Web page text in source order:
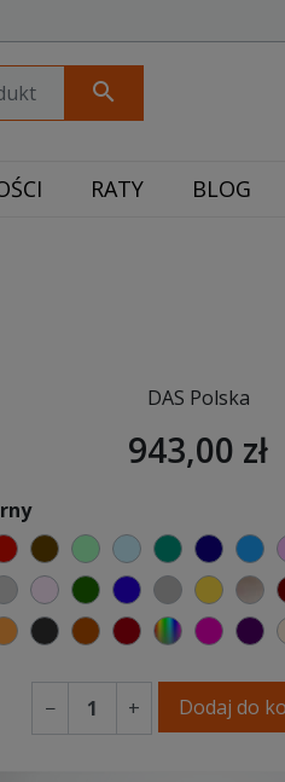
search
RATY BLOG
DAS Polska
943,00 zł
czerwonyczekoladowy
miętowybłękitnyturkusowy
szary
jasnoszary
jasny różbutelkowa zieleń
ciemno niebieski
szary
pomarańczowy
antracytowy
ceglastybordowy
wybórfuksja
− + Dodaj do